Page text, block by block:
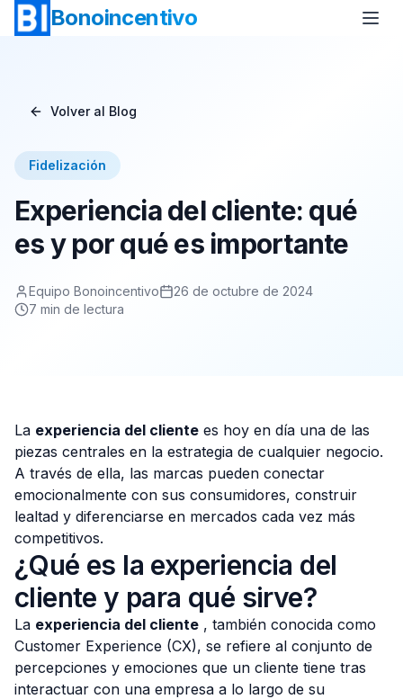
Bonoincentivo
Bono Vuelo
Bono Europa Bono Minicrucero
Consulta Gratis
Volver al Blog
Fidelización
Experiencia del cliente: qué
es y por qué es importante
Equipo Bonoincentivo
26 de octubre de 2024
7 min de lectura
La experiencia del cliente es hoy en día una de las
piezas centrales en la estrategia de cualquier negocio.
A través de ella, las marcas pueden conectar
emocionalmente con sus consumidores, construir
lealtad y diferenciarse en mercados cada vez más
competitivos.
¿Qué es la experiencia del
cliente y para qué sirve?
La experiencia del cliente , también conocida como
Customer Experience (CX), se refiere al conjunto de
percepciones y emociones que un cliente tiene tras
interactuar con una empresa a lo largo de su